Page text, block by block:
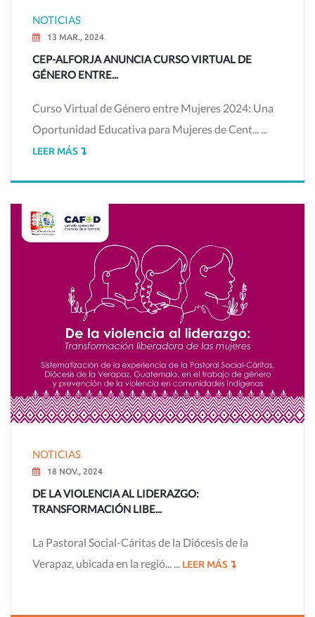
NOTICIAS
13 MAR., 2024
CEP-ALFORJA ANUNCIA CURSO VIRTUAL DE
GÉNERO ENTRE...
Curso Virtual de Género entre Mujeres 2024: Una
Oportunidad Educativa para Mujeres de Cent... ...
LEER MÁS
NOTICIAS
18 NOV., 2024
DE LA VIOLENCIA AL LIDERAZGO:
TRANSFORMACIÓN LIBE...
La Pastoral Social-Cáritas de la Diócesis de la
Verapaz, ubicada en la regió... ... LEER MÁS